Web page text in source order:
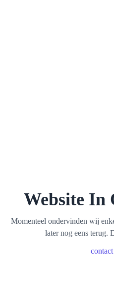
Website In
Momenteel ondervinden wij
later nog eens terug.